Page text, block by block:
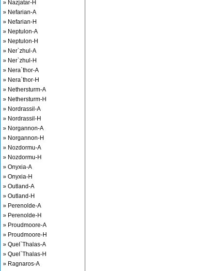
» Nazjatar-H
» Nefarian-A
» Nefarian-H
» Neptulon-A
» Neptulon-H
» Ner`zhul-A
» Ner`zhul-H
» Nera`thor-A
» Nera`thor-H
» Nethersturm-A
» Nethersturm-H
» Nordrassil-A
» Nordrassil-H
» Norgannon-A
» Norgannon-H
» Nozdormu-A
» Nozdormu-H
» Onyxia-A
» Onyxia-H
» Outland-A
» Outland-H
» Perenolde-A
» Perenolde-H
» Proudmoore-A
» Proudmoore-H
» Quel`Thalas-A
» Quel`Thalas-H
» Ragnaros-A